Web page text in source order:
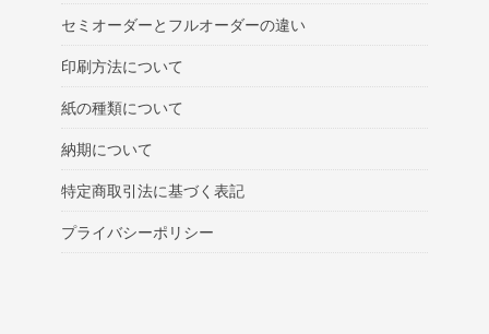
セミオーダーとフルオーダーの違い
印刷方法について
紙の種類について
納期について
特定商取引法に基づく表記
プライバシーポリシー